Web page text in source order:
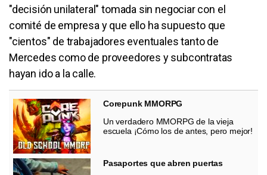
"decisión unilateral" tomada sin negociar con el
comité de empresa y que ello ha supuesto que
"cientos" de trabajadores eventuales tanto de
Mercedes como de proveedores y subcontratas
hayan ido a la calle.
Corepunk MMORPG
Un verdadero MMORPG de la vieja
escuela ¡Cómo los de antes, pero mejor!
Pasaportes que abren puertas